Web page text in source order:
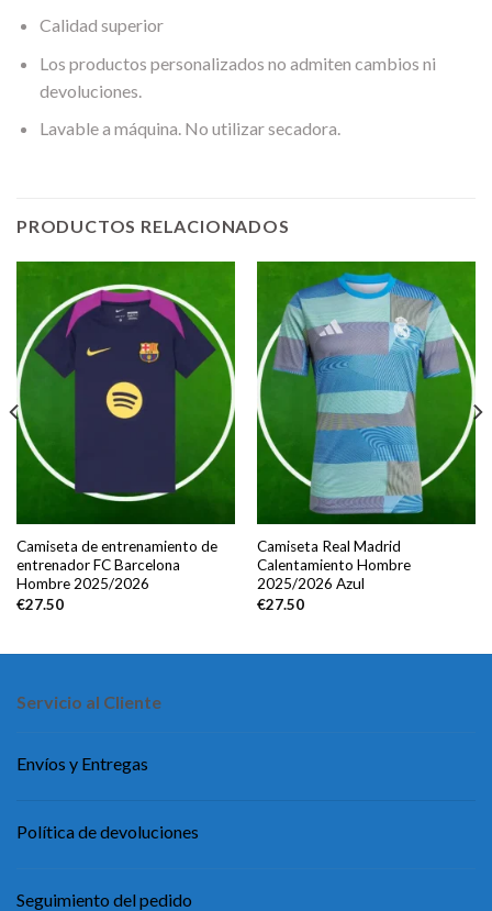
Calidad superior
Los productos personalizados no admiten cambios ni
devoluciones.
Lavable a máquina. No utilizar secadora.
PRODUCTOS RELACIONADOS
Camiseta de entrenamiento de
entrenador FC Barcelona
Hombre 2025/2026
€27.50
Camiseta Real Madrid
Calentamiento Hombre
2025/2026 Azul
€27.50
Servicio al Cliente
Envíos y Entregas
Política de devoluciones
Seguimiento del pedido